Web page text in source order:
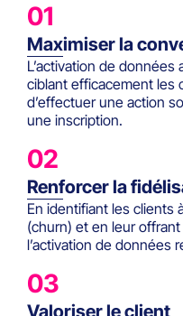
01
Maximiser la
L’activation de
ciblant efficacement les
d’effectuer une action
une inscription.
02
Renforcer la
En identifiant les clients
(churn) et en leur
l’activation de données
03